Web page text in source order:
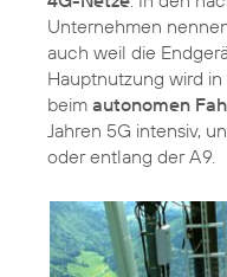
Unternehmen
auch weil die
Hauptnutzung wird
beim autonomen
Jahren 5G intensiv,
oder entlang der A 9.